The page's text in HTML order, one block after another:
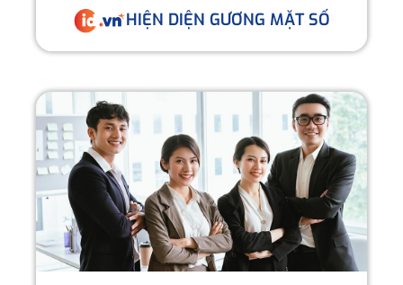
HIỆN DIỆN GƯƠNG MẶT SỐ